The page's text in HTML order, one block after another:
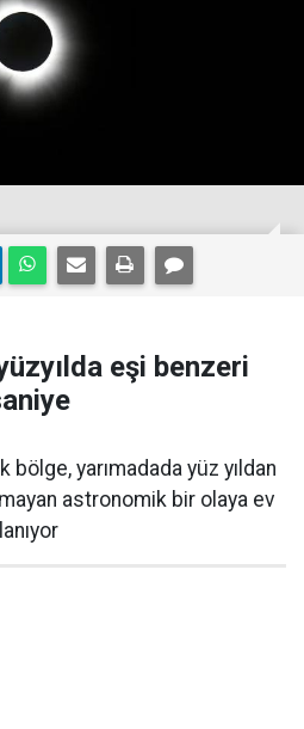
eşi benzeri
yarımadada yüz yıldan
astronomik bir olaya ev